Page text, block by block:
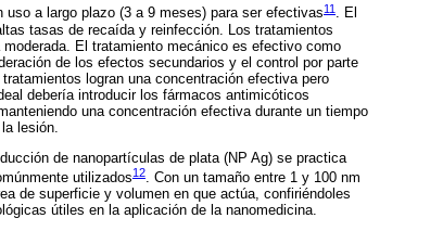
a largo plazo (3 a 9 meses) para ser efectivas11 . El
tasas de recaída y reinfección. Los tratamientos
El tratamiento mecánico es efectivo como
de los efectos secundarios y el control por parte
logran una concentración efectiva pero
debería introducir los fármacos antimicóticos
una concentración efectiva durante un tiempo
lesión.
de nanopartículas de plata (NP Ag) se practica
utilizados12. Con un tamaño entre 1 y 100 nm
de superficie y volumen en que actúa, confiriéndoles
útiles en la aplicación de la nanomedicina.